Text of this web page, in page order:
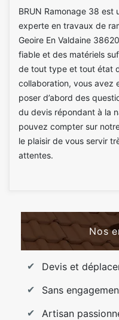
BRUN Ramonage 38 est
experte en travaux de
Geoire En Valdaine
fiable et des matériels
de tout type et tout état
collaboration, vous avez
poser d’abord des
du devis répondant à la
pouvez compter sur
le plaisir de vous servir
attentes.
Nos
Devis et
Sans
Artisan